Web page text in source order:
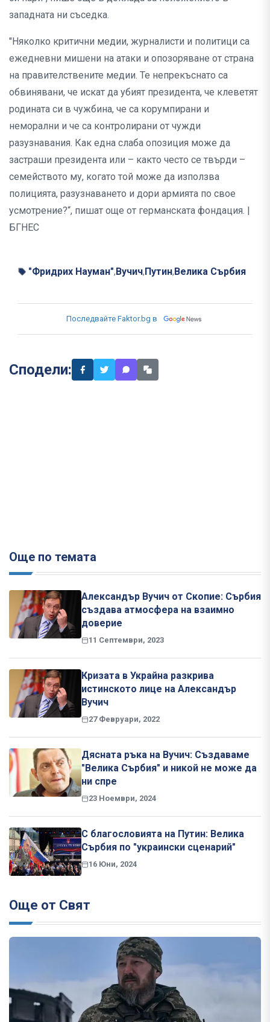
западната ни съседка.
"Няколко критични медии, журналисти и политици са
ежедневни мишени на атаки и опозоряване от страна
на правителствените медии. Те непрекъснато са
обвинявани, че искат да убият президента, че клеветят
родината си в чужбина, че са корумпирани и
неморални и че са контролирани от чужди
разузнавания. Как една слаба опозиция може да
застраши президента или – както често се твърди –
семейството му, когато той може да използва
полицията, разузнаването и дори армията по свое
усмотрение?“, пишат още от германската фондация. |
БГНЕС
"Фридрих Науман", Вучич, Путин, Велика Сърбия
Последвайте Faktor.bg в
Сподели:
Още по темата
Александър Вучич от Скопие: Сърбия
създава атмосфера на взаимно
доверие
11 Септември, 2023
Кризата в Украйна разкрива
истинското лице на Александър
Вучич
27 Февруари, 2022
Дясната ръка на Вучич: Създаваме
"Велика Сърбия" и никой не може да
ни спре
23 Ноември, 2024
С благословията на Путин: Велика
Сърбия по "украински сценарий"
16 Юни, 2024
Още от Свят